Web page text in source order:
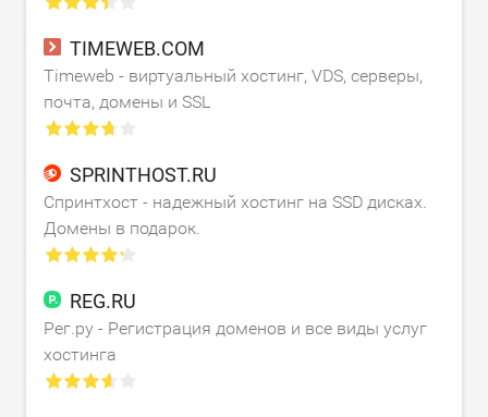
TIMEWEB.COM
Timeweb - виртуальный хостинг, VDS, серверы,
почта, домены и SSL
SPRINTHOST.RU
Спринтхост - надежный хостинг на SSD дисках.
Домены в подарок.
REG.RU
Рег.ру - Регистрация доменов и все виды услуг
хостинга